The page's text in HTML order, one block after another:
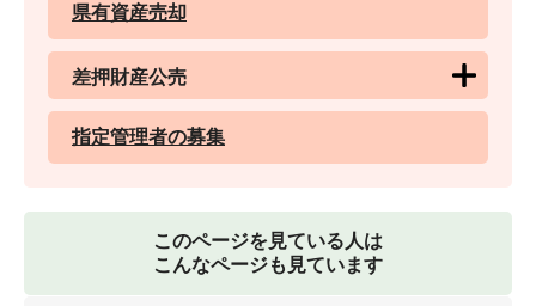
県有資産売却
差押財産公売
指定管理者の募集
このページを見ている人は
こんなページも見ています